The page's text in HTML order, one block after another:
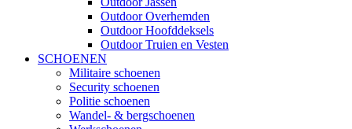
Outdoor Overhemden
Outdoor Hoofddeksels
Outdoor Truien en Vesten
SCHOENEN
Militaire schoenen
Security schoenen
Politie schoenen
Wandel- & bergschoenen